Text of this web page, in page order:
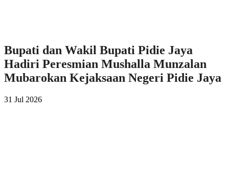
Bupati dan Wakil Bupati Pidie Jaya
Hadiri Peresmian Mushalla Munzalan
Mubarokan Kejaksaan Negeri Pidie Jaya
31 Jul 2026